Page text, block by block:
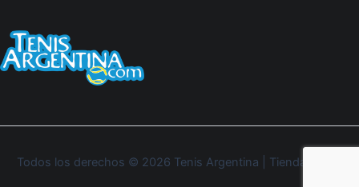
Todos los derechos © 2026 Tenis Argentina | Tienda Oficial